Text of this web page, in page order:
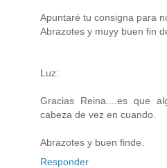
Apuntaré tu consigna para
Abrazotes y muyy buen fin
Luz:
Gracias Reina....es que
cabeza de vez en cuando.
Abrazotes y buen finde.
Responder